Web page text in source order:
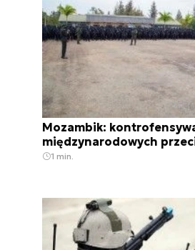
Mozambik:
międzynarodowych
1 min.